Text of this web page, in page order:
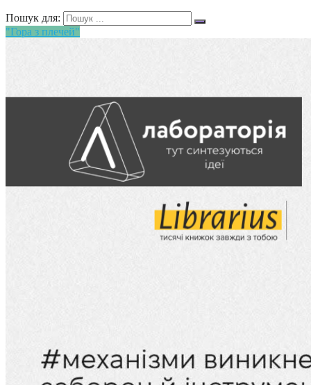
Пошук для:
"Гора з плечей"